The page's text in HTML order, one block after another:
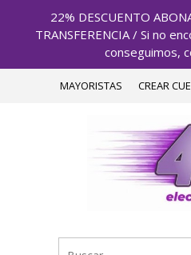
22% DESCUENTO
TRANSFERENCIA / Si no
conseguimos,
MAYORISTAS CREAR